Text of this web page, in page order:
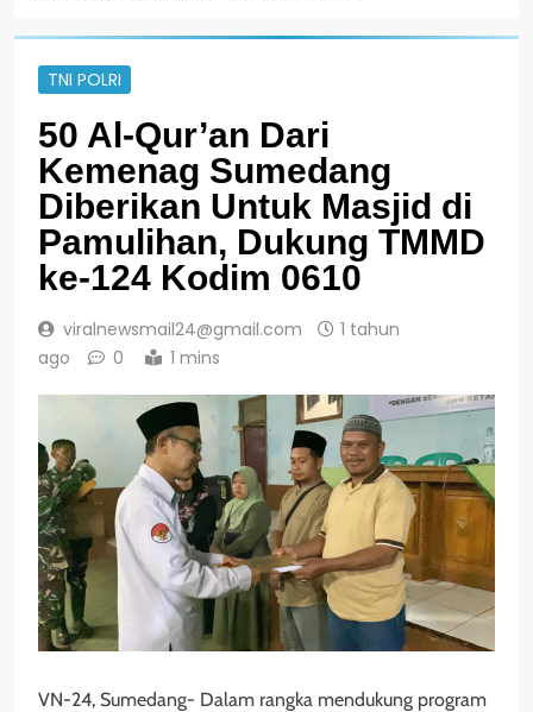
TNI POLRI
50 Al-Qur’an Dari
Kemenag Sumedang
Diberikan Untuk Masjid di
Pamulihan, Dukung TMMD
ke-124 Kodim 0610
viralnewsmail24@gmail.com
1 tahun
ago
0 1 mins
VN-24, Sumedang- Dalam rangka mendukung program